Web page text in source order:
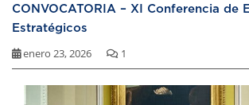
CONVOCATORIA – XI Conferencia de
Estratégicos
enero 23, 2026 1